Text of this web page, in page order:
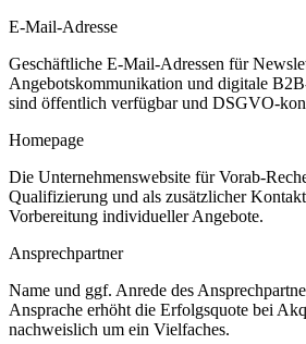
E-Mail-Adresse
Geschäftliche E-Mail-Adressen für
Angebotskommunikation und digitale
sind öffentlich verfügbar und DSGVO-
Homepage
Die Unternehmenswebsite für Vorab-
Qualifizierung und als zusätzlicher
Vorbereitung individueller Angebote.
Ansprechpartner
Name und ggf. Anrede des
Ansprache erhöht die Erfolgsquote bei
nachweislich um ein Vielfaches.